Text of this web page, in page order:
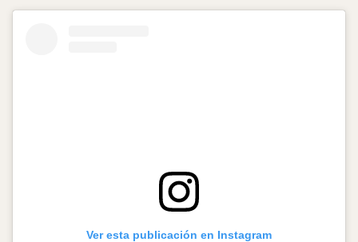
Ver esta publicación en Instagram